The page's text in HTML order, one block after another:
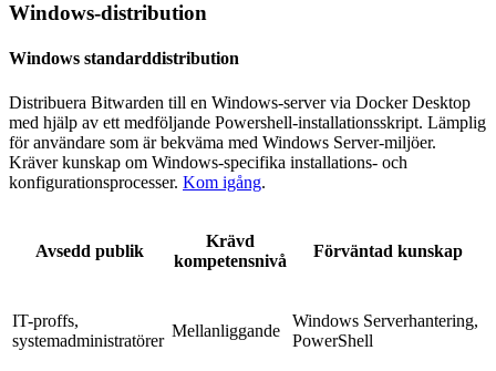
Windows-distribution
Windows standarddistribution
Distribuera Bitwarden till en Windows-server via Docker Desktop
med hjälp av ett medföljande Powershell-installationsskript. Lämplig
för användare som är bekväma med Windows Server-miljöer.
Kräver kunskap om Windows-specifika installations- och
konfigurationsprocesser. Kom igång.
Avsedd publik
Krävd
kompetensnivå
Förväntad kunskap
IT-proffs,
systemadministratörer
Mellanliggande
Windows Serverhantering,
PowerShell